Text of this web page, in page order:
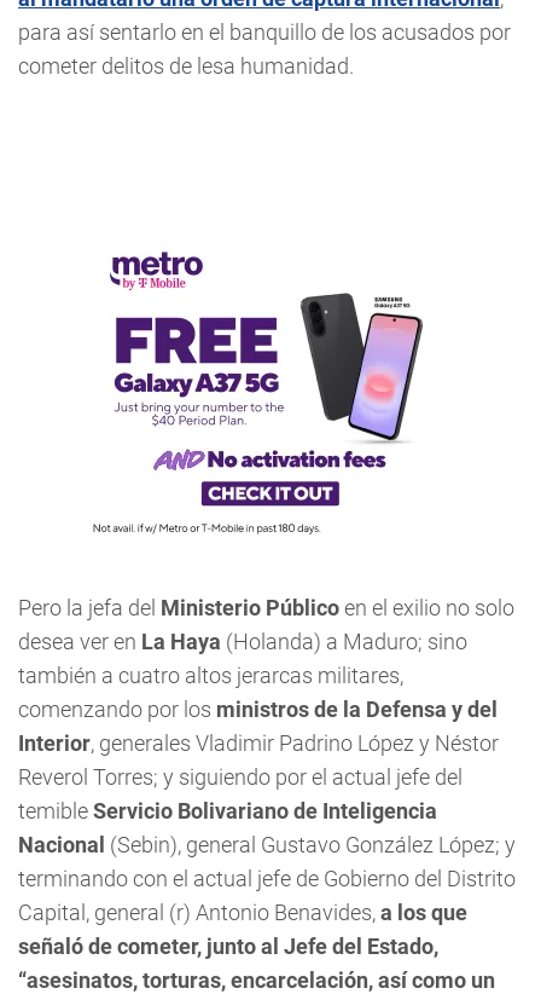
para así sentarlo en el banquillo de los acusados por
cometer delitos de lesa humanidad.
Pero la jefa del Ministerio Públicoen el exilio no solo
desea ver en La Haya (Holanda) a Maduro; sino
también a cuatro altos jerarcas militares,
comenzando por los ministros de la Defensa y del
Interior, generales Vladimir Padrino López y Néstor
Reverol Torres; y siguiendo por el actual jefe del
temibleServicio Bolivariano de Inteligencia
Nacional (Sebin), general Gustavo González López; y
terminando con el actual jefe de Gobierno del Distrito
Capital, general (r) Antonio Benavides,a los que
señaló de cometer, junto al Jefe del Estado,
“asesinatos, torturas, encarcelación, así como un